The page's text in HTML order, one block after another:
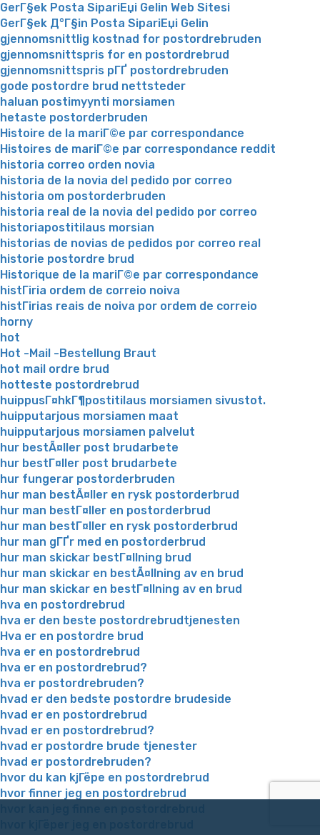
GerГ§ek Posta SipariЕџi Gelin Web Sitesi
GerГ§ek Д°Г§in Posta SipariЕџi Gelin
gjennomsnittlig kostnad for postordrebruden
gjennomsnittspris for en postordrebrud
gjennomsnittspris pГҐ postordrebruden
gode postordre brud nettsteder
haluan postimyynti morsiamen
hetaste postorderbruden
Histoire de la mariГ©e par correspondance
Histoires de mariГ©e par correspondance reddit
historia correo orden novia
historia de la novia del pedido por correo
historia om postorderbruden
historia real de la novia del pedido por correo
historiapostitilaus morsian
historias de novias de pedidos por correo real
historie postordre brud
Historique de la mariГ©e par correspondance
histГіria ordem de correio noiva
histГіrias reais de noiva por ordem de correio
horny
hot
Hot -Mail -Bestellung Braut
hot mail ordre brud
hotteste postordrebrud
huippusГ¤hkГ¶postitilaus morsiamen sivustot.
huipputarjous morsiamen maat
huipputarjous morsiamen palvelut
hur bestÃ¤ller post brudarbete
hur bestГ¤ller post brudarbete
hur fungerar postorderbruden
hur man bestÃ¤ller en rysk postorderbrud
hur man bestГ¤ller en postorderbrud
hur man bestГ¤ller en rysk postorderbrud
hur man gГҐr med en postorderbrud
hur man skickar bestГ¤llning brud
hur man skickar en bestÃ¤llning av en brud
hur man skickar en bestГ¤llning av en brud
hva en postordrebrud
hva er den beste postordrebrudtjenesten
Hva er en postordre brud
hva er en postordrebrud
hva er en postordrebrud?
hva er postordrebruden?
hvad er den bedste postordre brudeside
hvad er en postordrebrud
hvad er en postordrebrud?
hvad er postordre brude tjenester
hvad er postordrebruden?
hvor du kan kjГёpe en postordrebrud
hvor finner jeg en postordrebrud